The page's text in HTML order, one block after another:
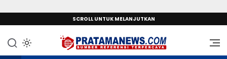
SCROLL UNTUK MELANJUTKAN
PratamaNews.com
Sumber Referensi Terpercaya